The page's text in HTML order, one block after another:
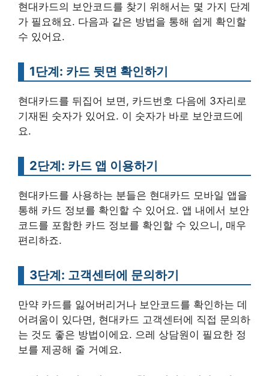
현대카드의 보안코드를 찾기 위해서는 몇 가지 단계
가 필요해요. 다음과 같은 방법을 통해 쉽게 확인할
수 있어요.
1단계: 카드 뒷면 확인하기
현대카드를 뒤집어 보면, 카드번호 다음에 3자리로
기재된 숫자가 있어요. 이 숫자가 바로 보안코드에
요.
2단계: 카드 앱 이용하기
현대카드를 사용하는 분들은 현대카드 모바일 앱을
통해 카드 정보를 확인할 수 있어요. 앱 내에서 보안
코드를 포함한 카드 정보를 확인할 수 있으니, 매우
편리하죠.
3단계: 고객센터에 문의하기
만약 카드를 잃어버리거나 보안코드를 확인하는 데
어려움이 있다면, 현대카드 고객센터에 직접 문의하
는 것도 좋은 방법이에요. 으레 상담원이 필요한 정
보를 제공해 줄 거예요.